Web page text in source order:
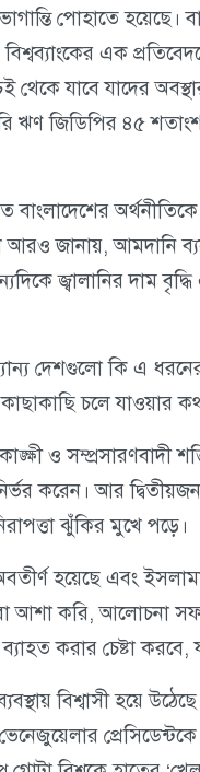
পোহাতে হয়েছে।
এক
থেকে যাবে যাদের
ঋণ জিডিপির ৪৫
বাংলাদেশের
জানায়, আমদানি ব্যয়
জ্বালানির দাম
দেশগুলো কি এ
চলে যাওয়ার
ও সম্প্রসারণবাদী
করেন। আর
ঝুঁকির মুখে পড়ে।
হয়েছে এবং
আশা করি, আলোচনা
করার চেষ্টা
বিশ্বাসী হয়ে